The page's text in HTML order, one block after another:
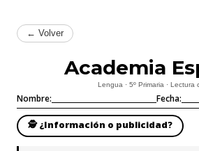
← Volver
Academia
Lengua · 5º Primaria · Lectura
Nombre: Fecha:
🕵️ ¿Información o publicidad?